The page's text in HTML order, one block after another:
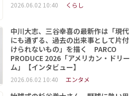
2026.06.02 10:40 くらし
中川大志、三谷幸喜の最新作は「現代
にも通ずる、過去の出来事として片付
けられないもの」を描く PARCO
PRODUCE 2026「アメリカン・ドリー
ム」【インタビュー】
2026.06.02 10:40 エンタメ